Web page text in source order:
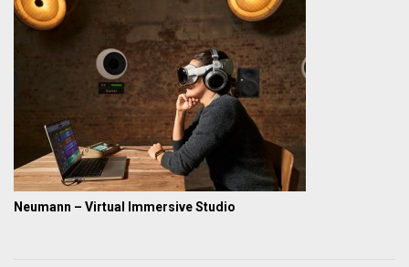
Neumann – Virtual Immersive Studio